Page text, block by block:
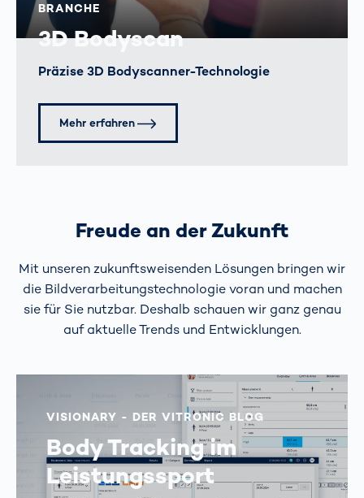
BRANCHE
3D Bodyscan
Präzise 3D Bodyscanner-Technologie
Mehr erfahren
Freude an der Zukunft
Mit unseren zukunftsweisenden Lösungen bringen wir
die Bildverarbeitungstechnologie voran und machen
sie für Sie nutzbar. Deshalb schauen wir ganz genau
auf aktuelle Trends und Entwicklungen.
VISIONARY - DER VITRONIC BLOG
Body Tracking im
Leistungssport